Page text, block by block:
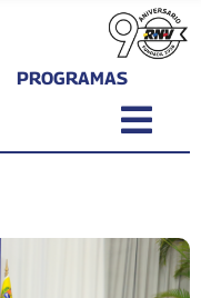
PROGRAMAS